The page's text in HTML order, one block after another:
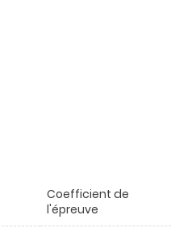
Coefficient de
l'épreuve